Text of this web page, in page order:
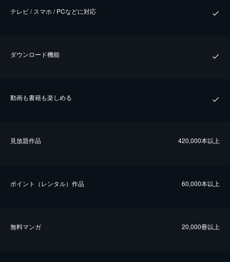
テレビ / スマホ / PCなどに対応
ダウンロード機能
動画も書籍も楽しめる
⾒放題作品 420,000本以上
ポイント（レンタル）作品 60,000本以上
無料マンガ 20,000冊以上